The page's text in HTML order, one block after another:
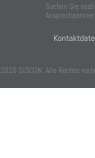
Suchen Sie
Ansprechpartner
2026 GISCON. Alle Rechte